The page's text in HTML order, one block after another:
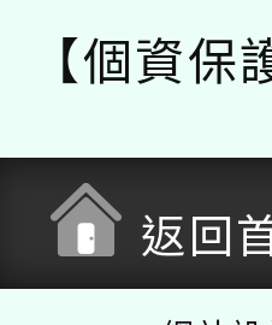
【個資保
返回